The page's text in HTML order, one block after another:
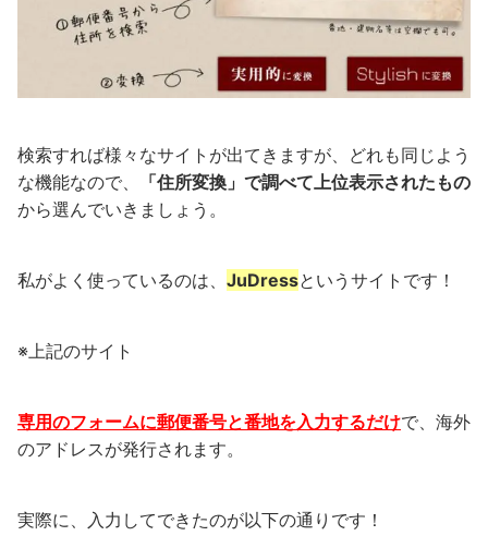
検索すれば様々なサイトが出てきますが、どれも同じよう
な機能なので、
「住所変換」で調べて上位表示されたもの
から選んでいきましょう。
私がよく使っているのは、 JuDressというサイトです！
※上記のサイト
専用のフォームに郵便番号と番地を入力するだけで、海外
のアドレスが発行されます。
実際に、入力してできたのが以下の通りです！